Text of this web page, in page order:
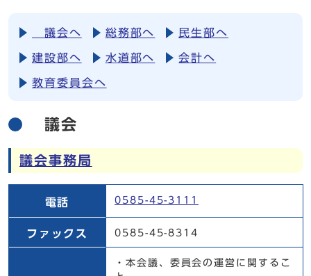
議会へ 総務部へ 民生部へ
建設部へ 水道部へ 会計へ
教育委員会へ
議会
議会事務局
電話
0585-45-3111
ファックス 0585-45-8314
・本会議、委員会の運営に関するこ